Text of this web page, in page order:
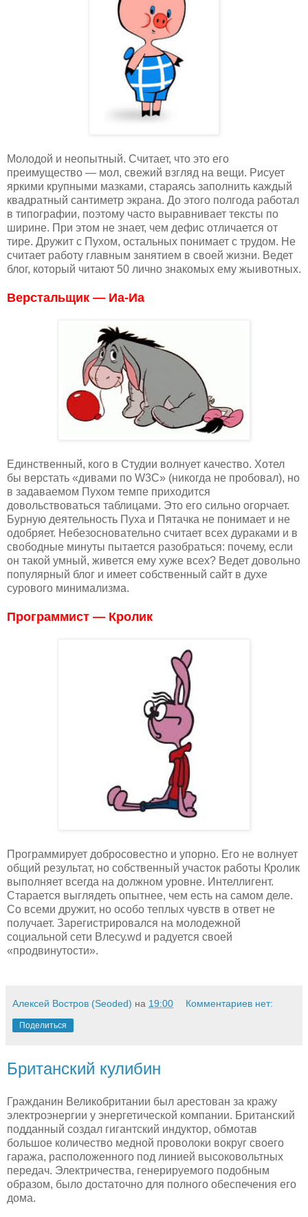
Молодой и неопытный. Считает, что это его
преимущество — мол, свежий взгляд на вещи. Рисует
яркими крупными мазками, стараясь заполнить каждый
квадратный сантиметр экрана. До этого полгода работал
в типографии, поэтому часто выравнивает тексты по
ширине. При этом не знает, чем дефис отличается от
тире. Дружит с Пухом, остальных понимает с трудом. Не
считает работу главным занятием в своей жизни. Ведет
блог, который читают 50 лично знакомых ему жыивотных.
Верстальщик — Иа-Иа
Единственный, кого в Студии волнует качество. Хотел
бы верстать «дивами по W3C» (никогда не пробовал), но
в задаваемом Пухом темпе приходится
довольствоваться таблицами. Это его сильно огорчает.
Бурную деятельность Пуха и Пятачка не понимает и не
одобряет. Небезосновательно считает всех дураками и в
свободные минуты пытается разобраться: почему, если
он такой умный, живется ему хуже всех? Ведет довольно
популярный блог и имеет собственный сайт в духе
сурового минимализма.
Программист — Кролик
Программирует добросовестно и упорно. Его не волнует
общий результат, но собственный участок работы Кролик
выполняет всегда на должном уровне. Интеллигент.
Старается выглядеть опытнее, чем есть на самом деле.
Со всеми дружит, но особо теплых чувств в ответ не
получает. Зарегистрировался на молодежной
социальной сети Влесу.wd и радуется своей
«продвинутости».
Алексей Востров (Seoded) на 19:00 Комментариев нет:
Поделиться
Британский кулибин
Гражданин Великобритании был арестован за кражу
электроэнергии у энергетической компании. Британский
подданный создал гигантский индуктор, обмотав
большое количество медной проволоки вокруг своего
гаража, расположенного под линией высоковольтных
передач. Электричества, генерируемого подобным
образом, было достаточно для полного обеспечения его
дома.